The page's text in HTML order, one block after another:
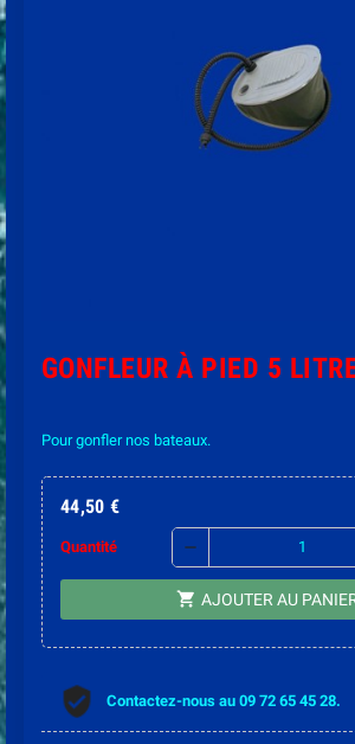
GONFLEUR À PIED 5
Pour gonfler nos bateaux.
44,50 €
Quantité remove
shopping_cart AJOUTER AU
Contactez-nous au 09 72 65 45 28.